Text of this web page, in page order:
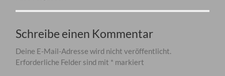
Schreibe einen Kommentar
Deine E-Mail-Adresse wird nicht veröffentlicht.
Erforderliche Felder sind mit * markiert